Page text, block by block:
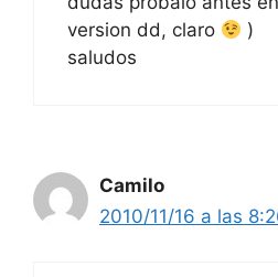
version dd, claro
)
saludos
Camilo
2010/11/16 a las